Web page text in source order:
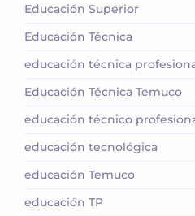
Educación Superior
Educación Técnica
educación técnica
Educación Técnica Temuco
educación técnico
educación tecnológica
educación Temuco
educación TP